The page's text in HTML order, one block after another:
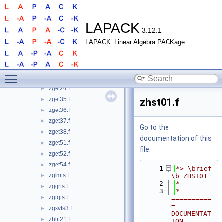
LAPACK 3.12.1
LAPACK: Linear Algebra PACKage
zerrhs.f
zerrst.f
► zget02.f
► zget10.f
zget22.f
► zget24.f
► zget35.f
► zget36.f
► zget37.f
► zget38.f
► zget51.f
► zget52.f
► zget54.f
► zglmts.f
► zgqrts.f
► zgrqts.f
► zgsvts3.f
► zhbt21.f
zhst01.f
Go to the
documentation of this
file.
    1
*> \brief
\b ZHST01
    2
*
    3
*
==========
=
DOCUMENTAT